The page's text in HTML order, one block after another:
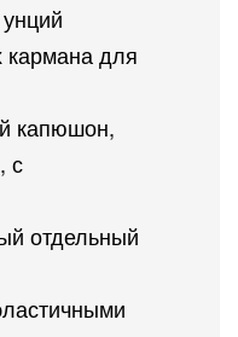
кармана для
капюшон,
с
отдельный